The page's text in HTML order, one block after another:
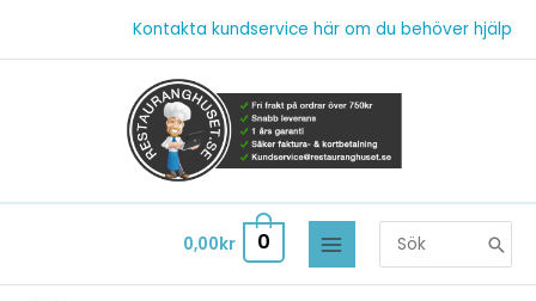
Kontakta kundservice här om du behöver hjälp
0,00kr 0
Search
for: